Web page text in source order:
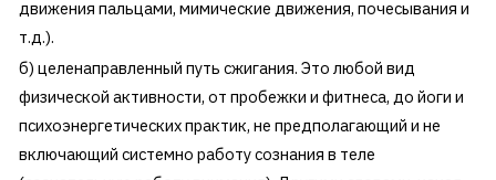
движения пальцами, мимические движения, почесывания и
т.д.).
б) целенаправленный путь сжигания. Это любой вид
физической активности, от пробежки и фитнеса, до йоги и
психоэнергетических практик, не предполагающий и не
включающий системно работу сознания в теле